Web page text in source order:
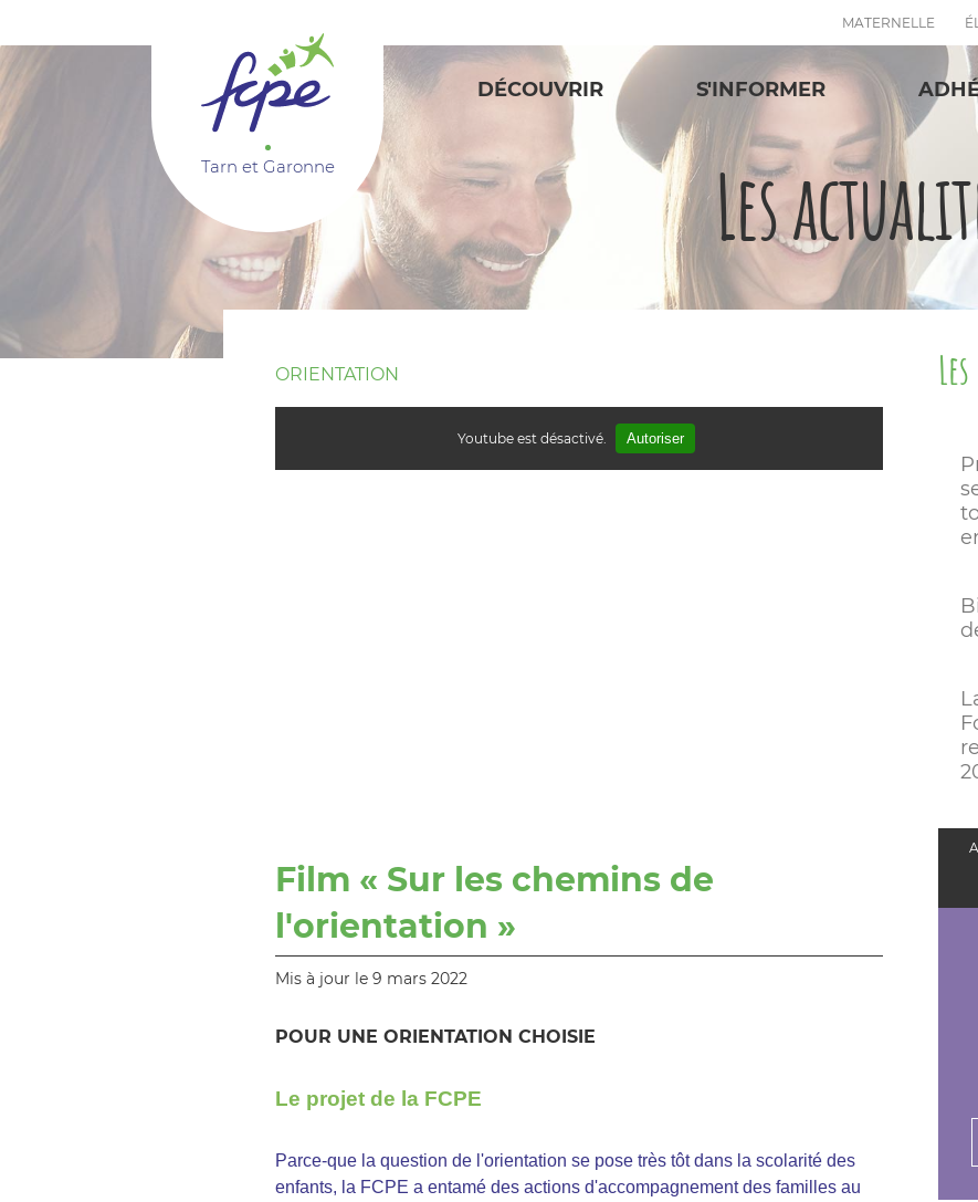
MATERNELLE
Tarn et Garonne
DÉCOUVRIR S'INFORMER
Les
Youtube est désactivé. Autoriser
ORIENTATION
Film « Sur les chemins de
l'orientation »
Mis à jour le 9 mars 2022
POUR UNE ORIENTATION CHOISIE
Le projet de la FCPE
Parce-que la question de l'orientation se pose très tôt dans la scolarité des
enfants, la FCPE a entamé des actions d'accompagnement des familles au